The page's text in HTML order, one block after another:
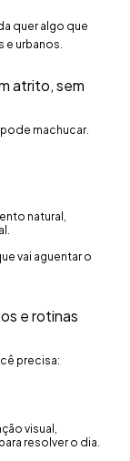
quer algo que
e urbanos.
atrito, sem
machucar.
natural,
vai aguentar o
e rotinas
precisa:
visual,
resolver o dia.